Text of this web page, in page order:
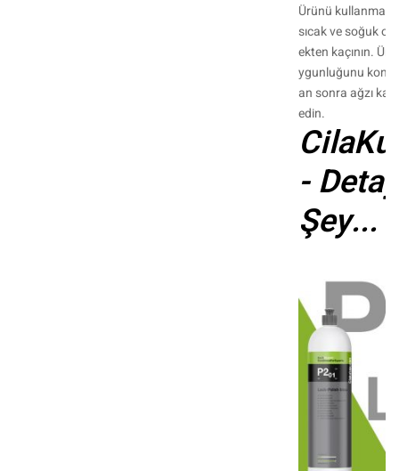
Ürünü
sıcak ve soğuk
ekten kaçının.
ygunluğunu
an sonra ağzı
edin.
-
Şey...